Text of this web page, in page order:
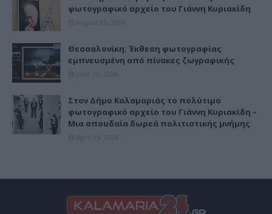
φωτογραφικό αρχείο του Γιάννη Κυριακίδη
Θεσσαλονίκη: Έκθεση φωτογραφίας
εμπνευσμένη από πίνακες ζωγραφικής
Στον Δήμο Καλαμαριάς το πολύτιμο
φωτογραφικό αρχείο του Γιάννη Κυριακίδη –
Μια σπουδαία δωρεά πολιτιστικής μνήμης